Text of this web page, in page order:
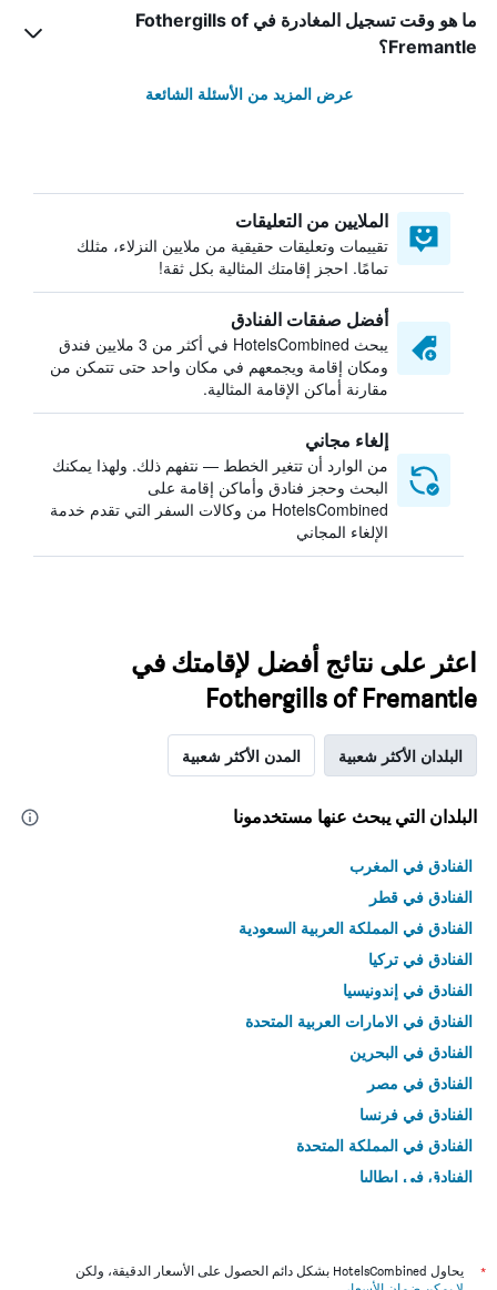
ما هو وقت تسجيل المغادرة في Fothergills of
Fremantle؟
عرض المزيد من الأسئلة الشائعة
الملايين من التعليقات
تقييمات وتعليقات حقيقية من ملايين النزلاء، مثلك
تمامًا. احجز إقامتك المثالية بكل ثقة!
أفضل صفقات الفنادق
يبحث HotelsCombined في أكثر من 3 ملايين فندق
ومكان إقامة ويجمعهم في مكان واحد حتى تتمكن من
مقارنة أماكن الإقامة المثالية.
إلغاء مجاني
من الوارد أن تتغير الخطط — نتفهم ذلك. ولهذا يمكنك
البحث وحجز فنادق وأماكن إقامة على
HotelsCombined من وكالات السفر التي تقدم خدمة
الإلغاء المجاني
اعثر على نتائج أفضل لإقامتك في
Fothergills of Fremantle
البلدان الأكثر شعبية المدن الأكثر شعبية
البلدان التي يبحث عنها مستخدمونا
الفنادق في المغرب
الفنادق في قطر
الفنادق في المملكة العربية السعودية
الفنادق في تركيا
الفنادق في إندونيسيا
الفنادق في الامارات العربية المتحدة
الفنادق في البحرين
الفنادق في مصر
الفنادق في فرنسا
الفنادق في المملكة المتحدة
الفنادق في إيطاليا
*
يحاول HotelsCombined بشكل دائم الحصول على الأسعار الدقيقة، ولكن